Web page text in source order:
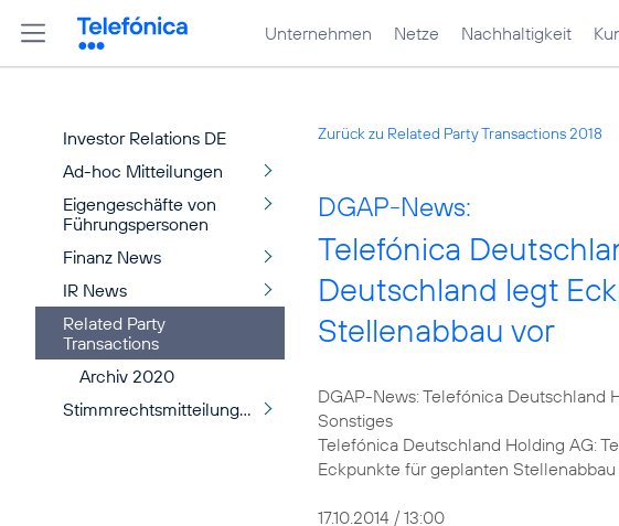
Unternehmen Netze Nachhaltigkeit
Investor Relations DE
Ad-hoc Mitteilungen
Eigengeschäfte von
Führungspersonen
Finanz News
IR News
Related Party
Transactions
Archiv 2020
Stimmrechtsmitteilungen
Zurück zu Related Party Transactions 2018
DGAP-News:
Telefónica
Deutschland legt
Stellenabbau vor
DGAP-News: Telefónica Deutschland
Sonstiges
Telefónica Deutschland Holding AG:
Eckpunkte für geplanten
17.10.2014 / 13:00